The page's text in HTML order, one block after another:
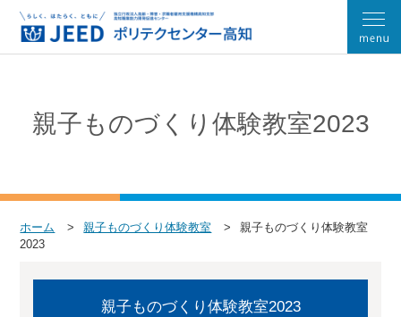
親子ものづくり体験教室2023
ホーム 親子ものづくり体験教室
親子ものづくり体験教室
2023
親子ものづくり体験教室2023